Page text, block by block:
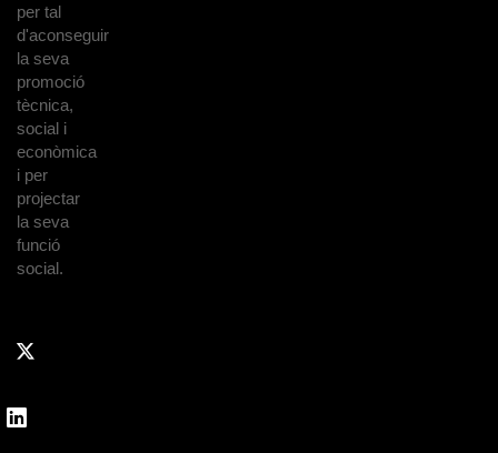
per tal
d'aconseguir
la seva
promoció
tècnica,
social i
econòmica
i per
projectar
la seva
funció
social.